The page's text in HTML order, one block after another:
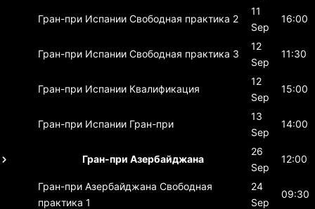
Гран-при Испании Свободная практика 2
11
Sep
16:00
Гран-при Испании Свободная практика 3
12
Sep
11:30
Гран-при Испании Квалификация
12
Sep
15:00
Гран-при Испании Гран-при
13
Sep
14:00
Гран-при Азербайджана
26
Sep
12:00
Гран-при Азербайджана Свободная
практика 1
24
Sep
09:30